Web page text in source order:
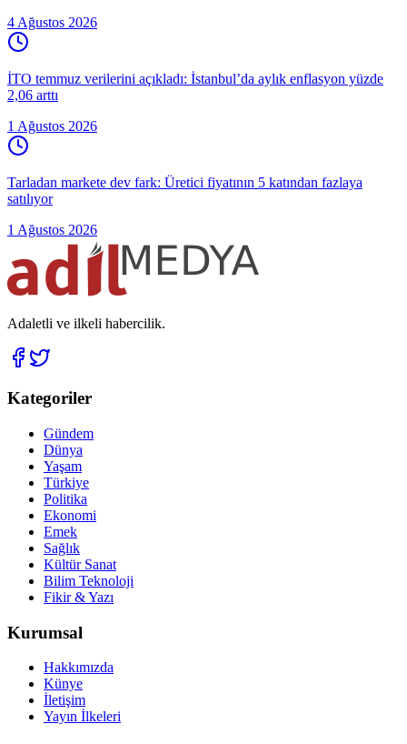
4 Ağustos 2026
İTO temmuz verilerini açıkladı: İstanbul’da aylık enflasyon yüzde
2,06 arttı
1 Ağustos 2026
Tarladan markete dev fark: Üretici fiyatının 5 katından fazlaya
satılıyor
1 Ağustos 2026
Adaletli ve ilkeli habercilik.
Kategoriler
Gündem
Dünya
Yaşam
Türkiye
Politika
Ekonomi
Emek
Sağlık
Kültür Sanat
Bilim Teknoloji
Fikir & Yazı
Kurumsal
Hakkımızda
Künye
İletişim
Yayın İlkeleri